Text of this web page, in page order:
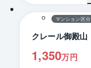
マンション区分
クレール御殿山
1,350万円